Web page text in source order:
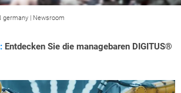
germany | Newsroom
Entdecken Sie die managebaren DIGITUS®